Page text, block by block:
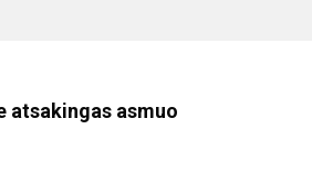
atsakingas asmuo